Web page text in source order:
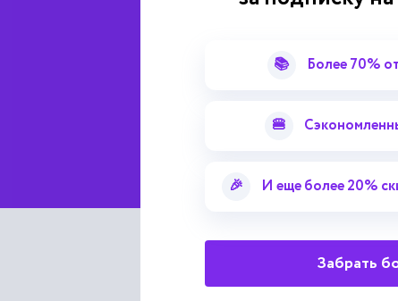
📚 Более 70%
🍔
🎉 И еще более 20%
Забрать